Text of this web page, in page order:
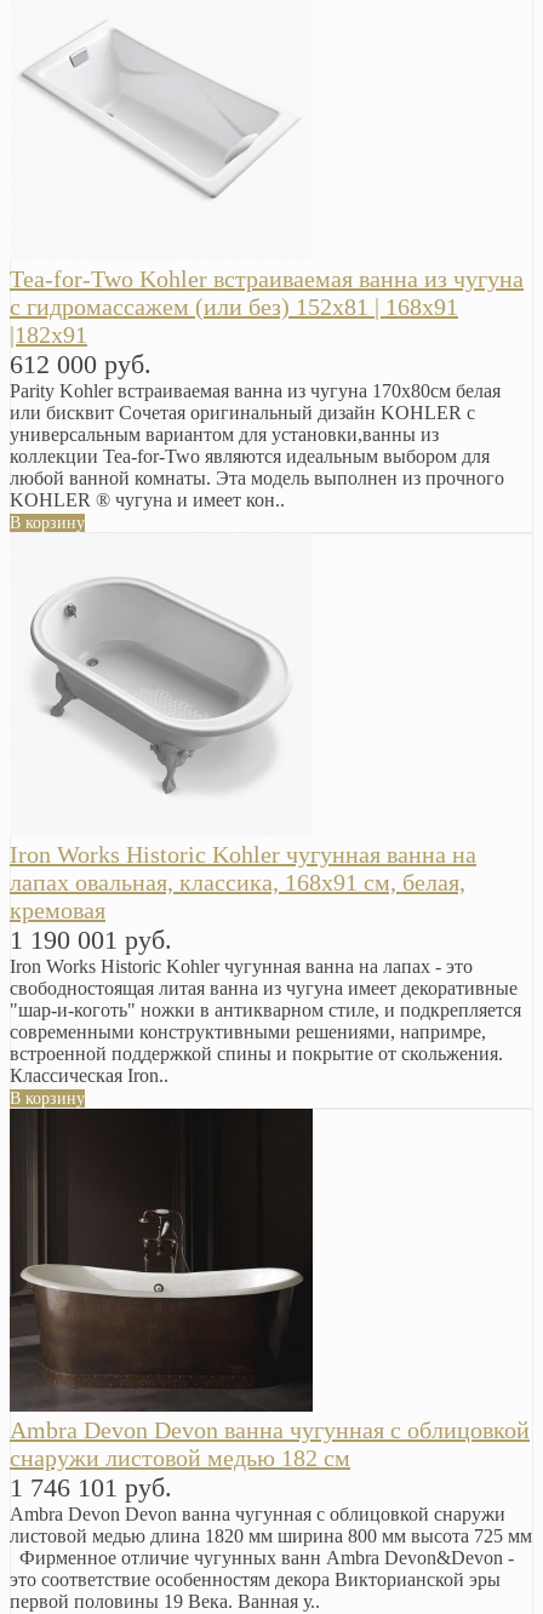
Tea-for-Two Kohler встраиваемая ванна из чугуна
с гидромассажем (или без) 152х81 | 168х91
|182х91
612 000 руб.
Parity Kohler встраиваемая ванна из чугуна 170х80см белая
или бисквит Сочетая оригинальный дизайн KOHLER с
универсальным вариантом для установки,ванны из
коллекции Tea-for-Two являются идеальным выбором для
любой ванной комнаты. Эта модель выполнен из прочного
KOHLER ® чугуна и имеет кон..
В корзину
Iron Works Historic Kohler чугунная ванна на
лапах овальная, классика, 168х91 см, белая,
кремовая
1 190 001 руб.
Iron Works Historic Kohler чугунная ванна на лапах - это
свободностоящая литая ванна из чугуна имеет декоративные
"шар-и-коготь" ножки в антикварном стиле, и подкрепляется
современными конструктивными решениями, напримре,
встроенной поддержкой спины и покрытие от скольжения.
Классическая Iron..
В корзину
Ambra Devon Devon ванна чугунная с облицовкой
снаружи листовой медью 182 см
1 746 101 руб.
Ambra Devon Devon ванна чугунная с облицовкой снаружи
листовой медью длина 1820 мм ширина 800 мм высота 725 мм
Фирменное отличие чугунных ванн Ambra Devon&Devon -
это соответствие особенностям декора Викторианской эры
первой половины 19 Века. Ванная у..